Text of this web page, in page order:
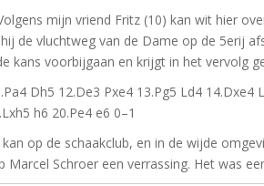
mijn vriend Fritz (10) kan wit hier
de vluchtweg van de Dame op de 5erij
kans voorbijgaan en krijgt in het vervolg
Dh5 12.De3 Pxe4 13.Pg5 Ld4
h6 20.Pe4 e6 0–1
op de schaakclub, en in de wijde
Marcel Schroer een verrassing. Het was